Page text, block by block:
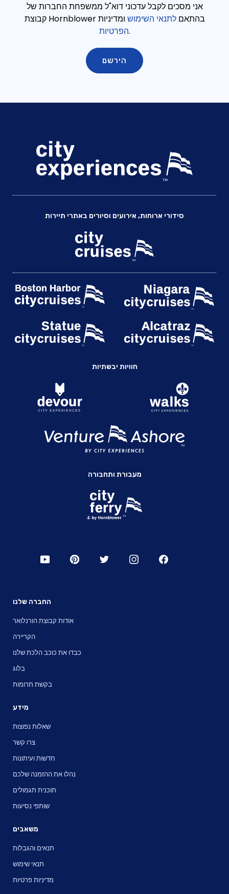
אני מסכים לקבל עדכוני דוא"ל ממשפחת החברות של
קבוצת Hornblower בהתאםלתנאי השימוש ומדיניות
הפרטיות.
סידורי ארוחות, אירועים וסיורים באתרי תיירות
חוויות יבשתיות
מעבורת ותחבורה
החברה שלנו
אודות קבוצת הורנלואר
הקריירה
כבדו את כוכב הלכת שלנו
בלוג
בקשת תרומות
מידע
שאלות נפוצות
צרו קשר
חדשות ועיתונות
נהלו את ההזמנה שלכם
תוכנית תגמולים
שותפי נסיעות
משאבים
תנאים והגבלות
תנאי שימוש
מדיניות פרטיות